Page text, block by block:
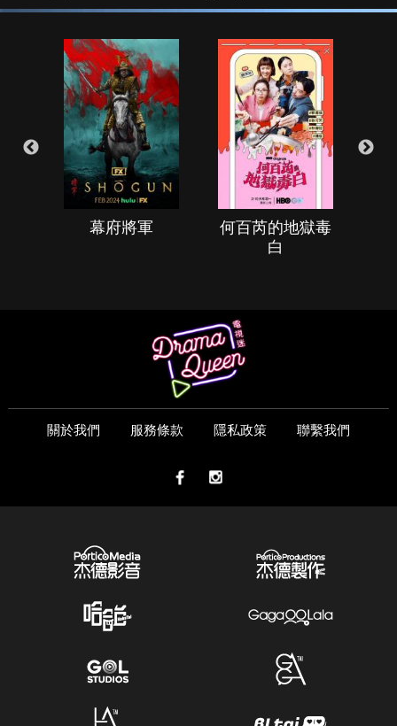
幕府將軍
何百芮的地獄毒
白
關於我們 服務條款 隱私政策 聯繫我們